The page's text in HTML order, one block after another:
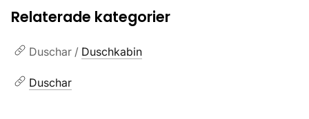
Relaterade kategorier
Duschar / Duschkabin
Duschar